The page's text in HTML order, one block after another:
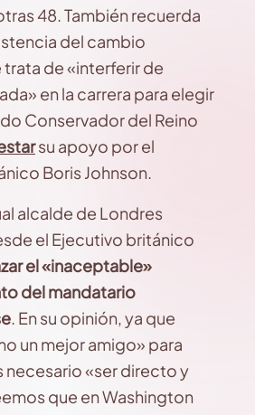
48. También recuerda
del cambio
de «interferir de
en la carrera para elegir
Conservador del Reino
su apoyo por el
Boris Johnson.
alcalde de Londres
el Ejecutivo británico
el «inaceptable»
del mandatario
. En su opinión, ya que
un mejor amigo» para
necesario «ser directo y
que en Washington